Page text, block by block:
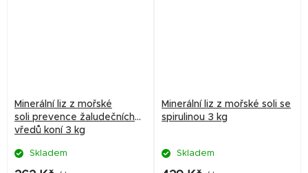
Minerální liz z mořské
soli prevence žaludečních
vředů koní 3 kg
Skladem
Minerální liz z mořské soli se
spirulinou 3 kg
Skladem